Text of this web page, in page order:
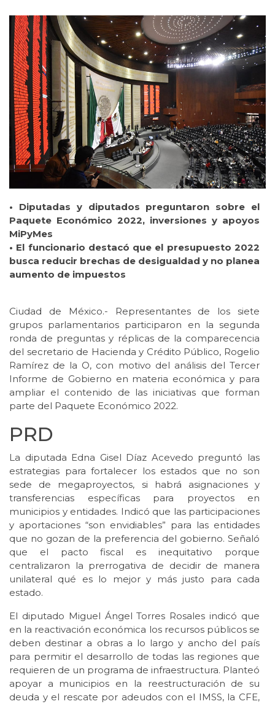
• Diputadas y diputados preguntaron sobre el
Paquete Económico 2022, inversiones y apoyos
MiPyMes
• El funcionario destacó que el presupuesto 2022
busca reducir brechas de desigualdad y no planea
aumento de impuestos
Ciudad de México.- Representantes de los siete
grupos parlamentarios participaron en la segunda
ronda de preguntas y réplicas de la comparecencia
del secretario de Hacienda y Crédito Público, Rogelio
Ramírez de la O, con motivo del análisis del Tercer
Informe de Gobierno en materia económica y para
ampliar el contenido de las iniciativas que forman
parte del Paquete Económico 2022.
PRD
La diputada Edna Gisel Díaz Acevedo preguntó las
estrategias para fortalecer los estados que no son
sede de megaproyectos, si habrá asignaciones y
transferencias específicas para proyectos en
municipios y entidades. Indicó que las participaciones
y aportaciones “son envidiables” para las entidades
que no gozan de la preferencia del gobierno. Señaló
que el pacto fiscal es inequitativo porque
centralizaron la prerrogativa de decidir de manera
unilateral qué es lo mejor y más justo para cada
estado.
El diputado Miguel Ángel Torres Rosales indicó que
en la reactivación económica los recursos públicos se
deben destinar a obras a lo largo y ancho del país
para permitir el desarrollo de todas las regiones que
requieren de un programa de infraestructura. Planteó
apoyar a municipios en la reestructuración de su
deuda y el rescate por adeudos con el IMSS, la CFE,